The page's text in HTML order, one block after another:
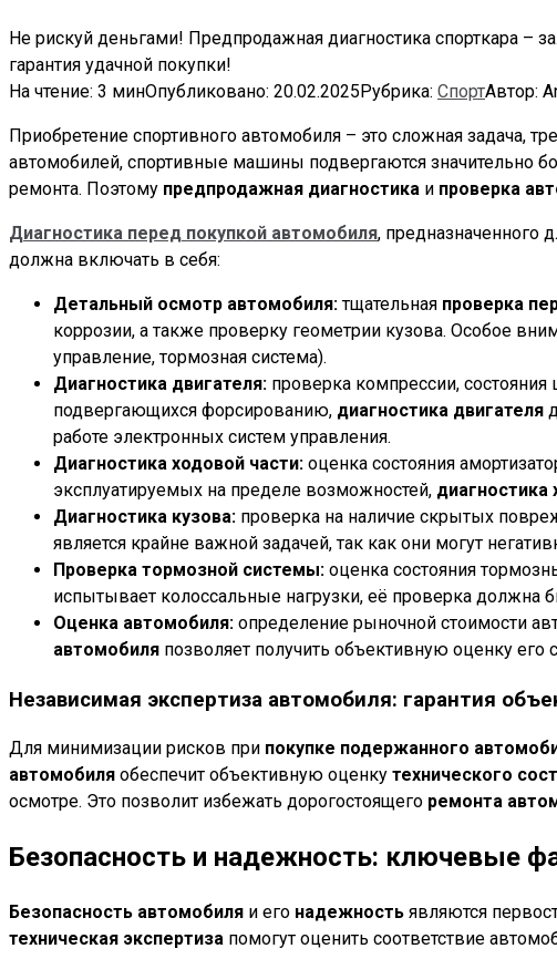
Не рискуй деньгами! Предпродажная диагностика спорткара
гарантия удачной покупки!
На чтение: 3 минОпубликовано: 20.02.2025Рубрика: СпортАвтор:
Приобретение спортивного автомобиля – это сложная задача,
автомобилей, спортивные машины подвергаются значительно
ремонта. Поэтому предпродажная диагностика и проверка
Диагностика перед покупкой автомобиля, предназначенного
должна включать в себя:
Детальный осмотр автомобиля:тщательная проверка
коррозии, а также проверку геометрии кузова. Особое
управление, тормозная система).
Диагностика двигателя: проверка компрессии,
подвергающихся форсированию, диагностика двигателя
работе электронных систем управления.
Диагностика ходовой части: оценка состояния
эксплуатируемых на пределе возможностей, диагностика
Диагностика кузова: проверка на наличие скрытых
является крайне важной задачей, так как они могут
Проверка тормозной системы: оценка состояния
испытывает колоссальные нагрузки, её проверка должна
Оценка автомобиля: определение рыночной стоимости
автомобиля позволяет получить объективную оценку его
Независимая экспертиза автомобиля: гарантия
Для минимизации рисков при покупке подержанного
автомобиля обеспечит объективную оценку технического
осмотре. Это позволит избежать дорогостоящего ремонта
Безопасность и надежность: ключевые
Безопасность автомобиля и его надежность являются
техническая экспертиза помогут оценить соответствие